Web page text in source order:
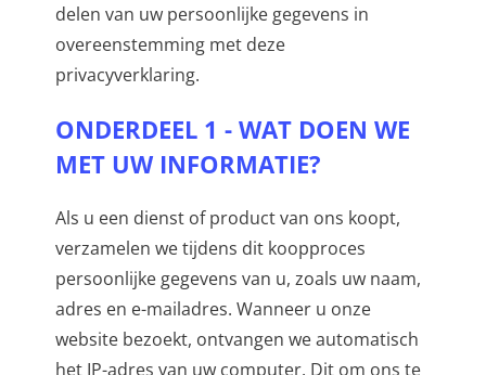
delen van uw persoonlijke gegevens in
overeenstemming met deze
privacyverklaring.
ONDERDEEL 1 - WAT DOEN WE
MET UW INFORMATIE?
Als u een dienst of product van ons koopt,
verzamelen we tijdens dit koopproces
persoonlijke gegevens van u, zoals uw naam,
adres en e-mailadres. Wanneer u onze
website bezoekt, ontvangen we automatisch
het IP-adres van uw computer. Dit om ons te